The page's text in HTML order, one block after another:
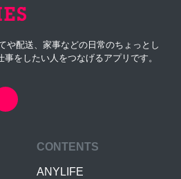
や配送、家事などの日常のちょっとし
をしたい人をつなげるアプリです。
CONTENTS
ANYLIFE